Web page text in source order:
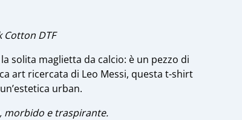
Cotton DTF
solita maglietta da calcio: è un pezzo di
art ricercata di Leo Messi, questa t-shirt
urban.
morbido e traspirante.